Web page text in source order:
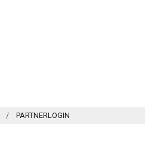
PARTNERLOGIN